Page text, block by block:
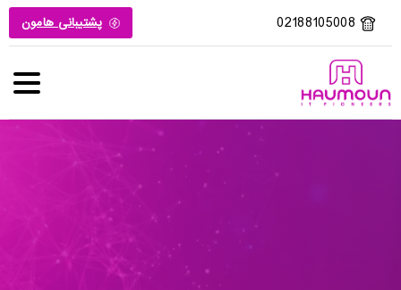
02188105008 پشتیبانی هامون